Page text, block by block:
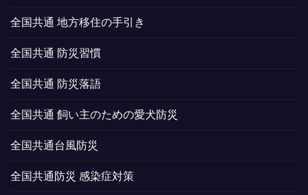
全国共通 地方移住の手引き
全国共通 防災習慣
全国共通 防災落語
全国共通 飼い主のための愛犬防災
全国共通台風防災
全国共通防災 感染症対策